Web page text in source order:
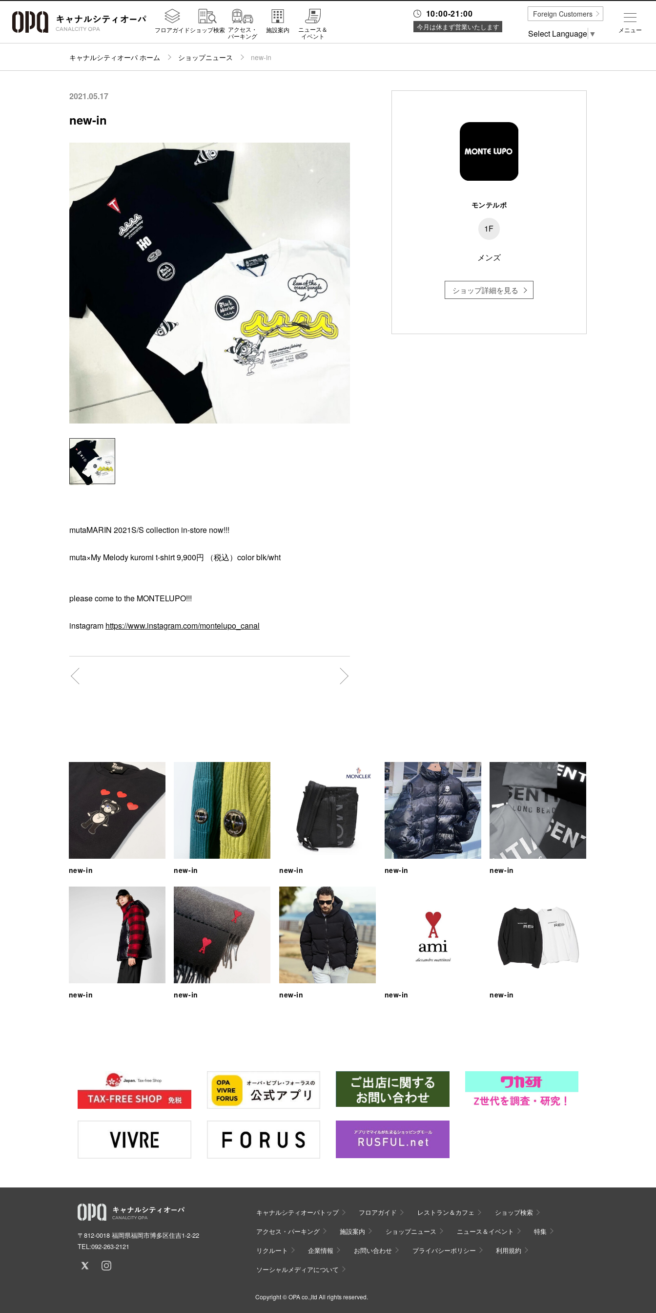
10:00-21:00
今月は休まず営業いたします
フロアガイドショップ検索 アクセス・
パーキング
施設案内
ニュース＆
イベント
キャナルシティオーパ ホーム ショップニュース new-in
2021.05.17
new-in
mutaMARIN 2021S/S collection in-store now!!!
muta×My Melody kuromi t-shirt 9,900円 （税込）color blk/wht
please come to the MONTELUPO!!!
instagram https://www.instagram.com/montelupo_canal
モンテルポ
1F
メンズ
ショップ詳細を見る
new-in new-in new-in new-in new-in
new-in new-in new-in new-in new-in
〒812-0018 福岡県福岡市博多区住吉1-2-22
TEL:092-263-2121
キャナルシティオーパトップ フロアガイド レストラン＆カフェ ショップ検索
アクセス・パーキング 施設案内 ショップニュース ニュース＆イベント 特集
リクルート 企業情報 お問い合わせ プライバシーポリシー 利用規約
ソーシャルメディアについて
Copyright © OPA co.,ltd All rights reserved.
メニュー
Foreign Customers
Select Language ▼